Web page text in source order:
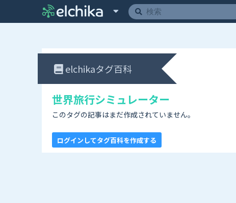
elchikaタグ百科
世界旅行シミュレーター
このタグの記事はまだ作成されていません。
ログインしてタグ百科を作成する